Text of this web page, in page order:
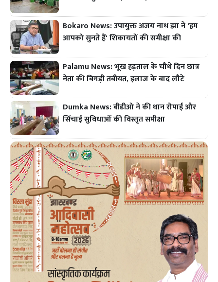
Bokaro News: उपायुक्त अजय नाथ झा ने 'हम
आपको सुनते हैं' शिकायतों की समीक्षा की
Palamu News: भूख हड़ताल के चौथे दिन छात्र
नेता की बिगड़ी तबीयत, इलाज के बाद लौटे
Dumka News: बीडीओ ने की धान रोपाई और
सिंचाई सुविधाओं की विस्तृत समीक्षा